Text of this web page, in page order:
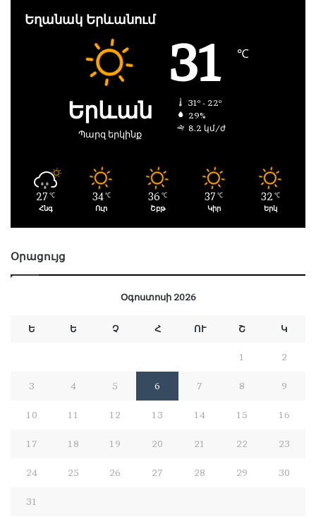
Եղանակ Երևանում
Երևան
Պարզ երկինք
31 ℃
31º - 22º
29%
8.2 կմ/ժ
27 ℃
Հնգ
34 ℃
Ուր
36 ℃
Շբթ
37 ℃
Կիր
32 ℃
Երկ
Օրացույց
Օգոստոսի 2026
Ե Ե Չ Հ ՈՒ Շ Կ
1 2
3 4 5 6 7 8 9
10 11 12 13 14 15 16
17 18 19 20 21 22 23
24 25 26 27 28 29 30
31